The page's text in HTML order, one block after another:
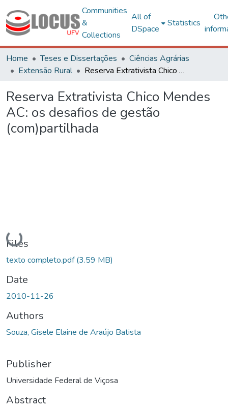
Communities
&
Collections
All of
DSpace
Statistics
Home Teses e Dissertações
Ciências Agrárias
Extensão Rural
Reserva Extrativista Chico Mendes AC: os desafios de gestão (com)partilhada
Reserva Extrativista Chico Mendes
AC: os desafios de gestão
(com)partilhada
Files
texto completo.pdf(3.59 MB)
Date
2010-11-26
Authors
Souza, Gisele Elaine de Araújo Batista
Publisher
Universidade Federal de Viçosa
Abstract